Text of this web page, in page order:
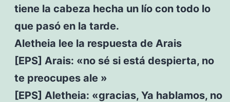
tiene la cabeza hecha un lío con todo lo
que pasó en la tarde.
Aletheia lee la respuesta de Arais
[EPS] Arais: «no sé si está despierta, no
te preocupes ale »
[EPS] Aletheia: «gracias, Ya hablamos, no